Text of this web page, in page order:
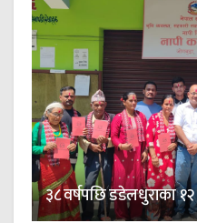
३८ वर्षपछि डडेलधुराका